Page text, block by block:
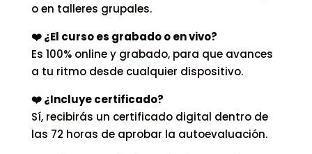
o en talleres grupales.
❤️ ¿El curso es grabado o en vivo?
Es 100% online y grabado, para que avances
a tu ritmo desde cualquier dispositivo.
❤️ ¿Incluye certificado?
Sí, recibirás un certificado digital dentro de
las 72 horas de aprobar la autoevaluación.